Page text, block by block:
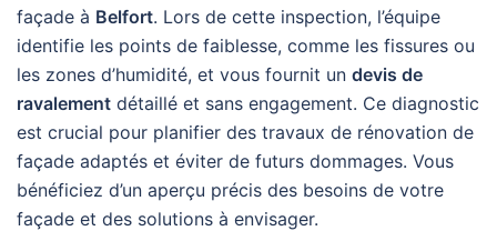
façade à Belfort. Lors de cette inspection, l’équipe
identifie les points de faiblesse, comme les fissures ou
les zones d’humidité, et vous fournit un devis de
ravalement détaillé et sans engagement. Ce diagnostic
est crucial pour planifier des travaux de rénovation de
façade adaptés et éviter de futurs dommages. Vous
bénéficiez d’un aperçu précis des besoins de votre
façade et des solutions à envisager.